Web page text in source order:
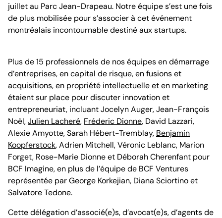
juillet au Parc Jean-Drapeau. Notre équipe s’est une fois
de plus mobilisée pour s’associer à cet événement
montréalais incontournable destiné aux startups.
Plus de 15 professionnels de nos équipes en démarrage
d’entreprises, en capital de risque, en fusions et
acquisitions, en propriété intellectuelle et en marketing
étaient sur place pour discuter innovation et
entrepreneuriat, incluant Jocelyn Auger, Jean-François
Noël,Julien Lacheré, Fréderic Dionne, David Lazzari,
Alexie Amyotte, Sarah Hébert-Tremblay, Benjamin
Koopferstock, Adrien Mitchell, Véronic Leblanc, Marion
Forget, Rose-Marie Dionne et Déborah Cherenfant pour
BCF Imagine, en plus de l’équipe de BCF Ventures
représentée par George Korkejian, Diana Sciortino et
Salvatore Tedone.
Cette délégation d’associé(e)s, d’avocat(e)s, d’agents de